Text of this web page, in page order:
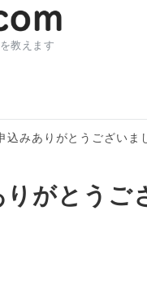
教えます
込みありがとうございま
がとうご